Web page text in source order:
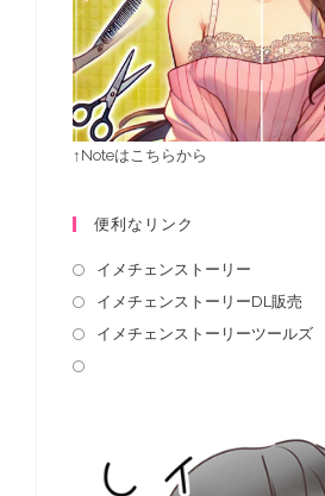
↑Noteはこちらから
便利なリンク
イメチェンストーリー
イメチェンストーリーDL販売
イメチェンストーリーツールズ